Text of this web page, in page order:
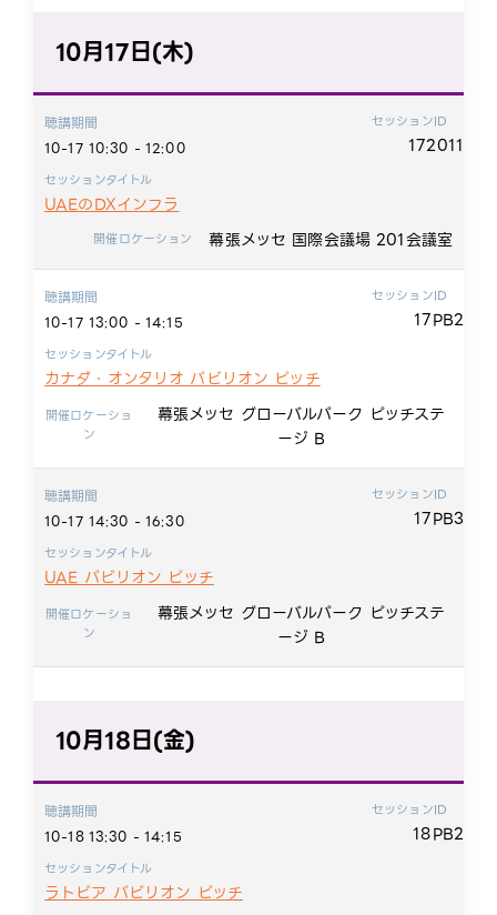
10月17日(木)
聴講期間
10-17 10:30 - 12:00
セッションID
172011
セッションタイトル
UAEのDXインフラ
開催ロケーション 幕張メッセ 国際会議場 201会議室
聴講期間
10-17 13:00 - 14:15
セッションID
17PB2
セッションタイトル
カナダ・オンタリオ パビリオン ピッチ
開催ロケーショ
ン
幕張メッセ グローバルパーク ピッチステ
ージ B
聴講期間
10-17 14:30 - 16:30
セッションID
17PB3
セッションタイトル
UAE パビリオン ピッチ
開催ロケーショ
ン
幕張メッセ グローバルパーク ピッチステ
ージ B
10月18日(金)
聴講期間
10-18 13:30 - 14:15
セッションID
18PB2
セッションタイトル
ラトビア パビリオン ピッチ